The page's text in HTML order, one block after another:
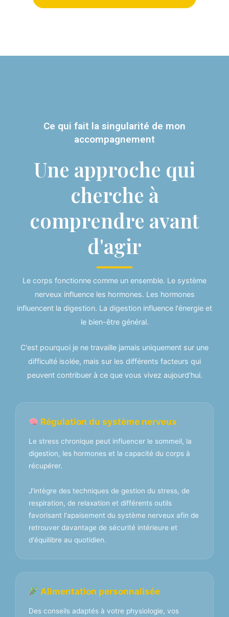
Ce qui fait la singularité de mon
accompagnement
Une approche qui
cherche à
comprendre avant
d'agir
Le corps fonctionne comme un ensemble. Le système
nerveux influence les hormones. Les hormones
influencent la digestion. La digestion influence l'énergie et
le bien-être général.
C'est pourquoi je ne travaille jamais uniquement sur une
difficulté isolée, mais sur les différents facteurs qui
peuvent contribuer à ce que vous vivez aujourd'hui.
Régulation du système nerveux
Le stress chronique peut influencer le sommeil, la
digestion, les hormones et la capacité du corps à
récupérer.
J'intègre des techniques de gestion du stress, de
respiration, de relaxation et différents outils
favorisant l'apaisement du système nerveux afin de
retrouver davantage de sécurité intérieure et
d'équilibre au quotidien.
Alimentation personnalisée
Des conseils adaptés à votre physiologie, vos